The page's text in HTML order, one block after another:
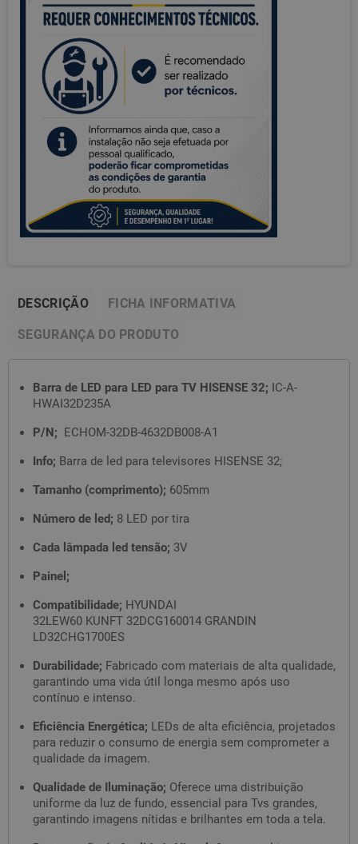
DESCRIÇÃO FICHA INFORMATIVA
SEGURANÇA DO PRODUTO
Barra de LED para LED para TV HISENSE 32; IC-A-
HWAI32D235A
P/N; ECHOM-32DB-4632DB008-A1
Info; Barra de led para televisores HISENSE 32;
Tamanho (comprimento); 605mm
Número de led; 8 LED por tira
Cada lâmpada led tensão; 3V
Painel;
Compatibilidade; HYUNDAI
32LEW60 KUNFT 32DCG160014 GRANDIN
LD32CHG1700ES
Durabilidade; Fabricado com materiais de alta qualidade,
garantindo uma vida útil longa mesmo após uso
contínuo e intenso.
Eficiência Energética; LEDs de alta eficiência, projetados
para reduzir o consumo de energia sem comprometer a
qualidade da imagem.
Qualidade de Iluminação; Oferece uma distribuição
uniforme da luz de fundo, essencial para Tvs grandes,
garantindo imagens nítidas e brilhantes em toda a tela.